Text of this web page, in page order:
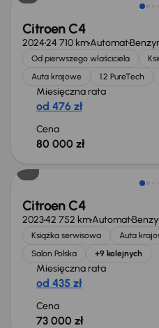
Citroen C4
202424 710 kmAutomat
Od pierwszego właściciela
Auta krajowe
1.2 PureTech
Miesięczna rata
od 476 zł
Cena
80 000 zł
Możliwość odliczenia VAT
Citroen C4
202342 752 kmAutomat
Książka serwisowa Auta
Salon Polska
+9 kolejnych
Miesięczna rata
od 435 zł
Cena
73 000 zł